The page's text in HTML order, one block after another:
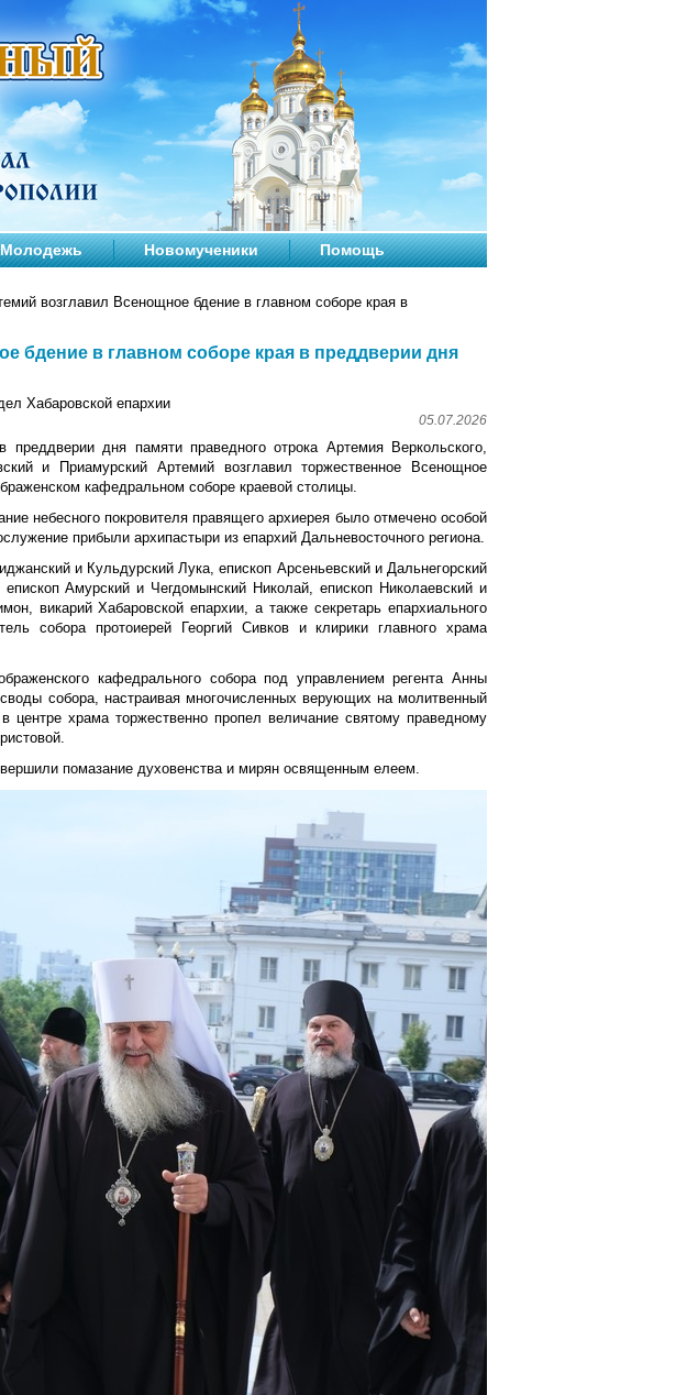
Молодежь Новомученики Помощь
возглавил Всенощное бдение в главном соборе края в
бдение в главном соборе края в преддверии дня
Хабаровской епархии
05.07.2026
дня памяти праведного отрока Артемия Веркольского,
и Приамурский Артемий возглавил торжественное Всенощное
кафедральном соборе краевой столицы.
небесного покровителя правящего архиерея было отмечено особой
прибыли архипастыри из епархий Дальневосточного региона.
и Кульдурский Лука, епископ Арсеньевский и Дальнегорский
Амурский и Чегдомынский Николай, епископ Николаевский и
викарий Хабаровской епархии, а также секретарь епархиального
собора протоиерей Георгий Сивков и клирики главного храма
кафедрального собора под управлением регента Анны
собора, настраивая многочисленных верующих на молитвенный
храма торжественно пропел величание святому праведному
помазание духовенства и мирян освященным елеем.